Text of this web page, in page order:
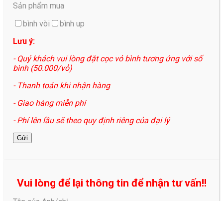
Sản phẩm mua
bình vòi
bình up
Lưu ý:
- Quý khách vui lòng đặt cọc vỏ bình tương ứng với số
bình (50.000/vỏ)
- Thanh toán khi nhận hàng
- Giao hàng miễn phí
- Phí lên lầu sẽ theo quy định riêng của đại lý
Vui lòng để lại thông tin để nhận tư vấn!!